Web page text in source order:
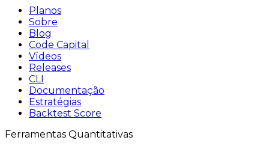
Planos
Sobre
Blog
Code Capital
Vídeos
Releases
CLI
Documentação
Estratégias
Backtest Score
Ferramentas Quantitativas